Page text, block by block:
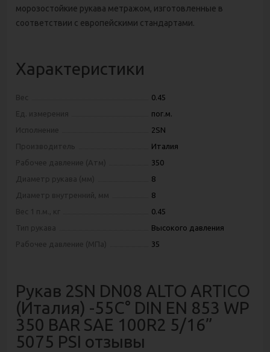
морозостойкие рукава метражом, изготовленные в
соответствии с европейскими стандартами.
Характеристики
Вес
0.45
Ед. измерения
пог.м.
Исполнение
2SN
Производитель
Италия
Рабочее давление (Атм)
350
Диаметр рукава (мм)
8
Диаметр внутренний, мм
8
Вес 1 п.м., кг
0.45
Тип рукава
Высокого давления
Рабочее давление (МПа)
35
Рукав 2SN DN08 ALTO ARTICO
(Италия) -55C° DIN EN 853 WP
350 BAR SAE 100R2 5/16”
5075 PSI отзывы